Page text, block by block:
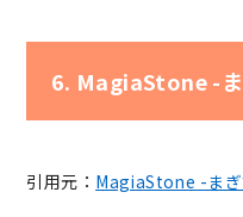
6. MagiaStone -
引用元： MagiaStone -ま